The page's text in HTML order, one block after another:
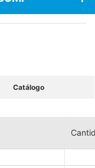
Catálogo